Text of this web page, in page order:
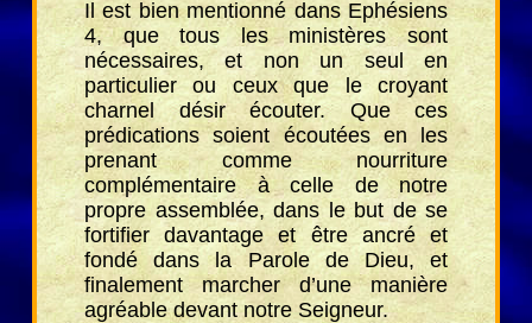
Il est bien mentionné dans Ephésiens
4, que tous les ministères sont
nécessaires, et non un seul en
particulier ou ceux que le croyant
charnel désir écouter. Que ces
prédications soient écoutées en les
prenant comme nourriture
complémentaire à celle de notre
propre assemblée, dans le but de se
fortifier davantage et être ancré et
fondé dans la Parole de Dieu, et
finalement marcher d’une manière
agréable devant notre Seigneur.